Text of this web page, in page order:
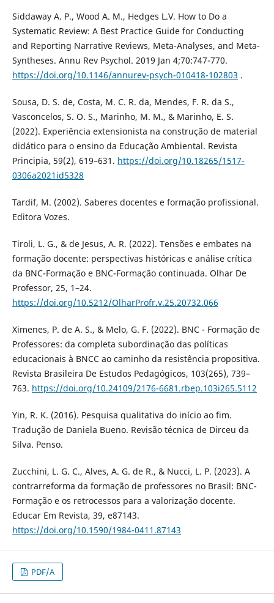
Siddaway A. P., Wood A. M., Hedges L.V. How to Do a
Systematic Review: A Best Practice Guide for Conducting
and Reporting Narrative Reviews, Meta-Analyses, and Meta-
Syntheses. Annu Rev Psychol. 2019 Jan 4;70:747-770.
https://doi.org/10.1146/annurev-psych-010418-102803 .
Sousa, D. S. de, Costa, M. C. R. da, Mendes, F. R. da S.,
Vasconcelos, S. O. S., Marinho, M. M., & Marinho, E. S.
(2022). Experiência extensionista na construção de material
didático para o ensino da Educação Ambiental. Revista
Principia, 59(2), 619–631. https://doi.org/10.18265/1517-
0306a2021id5328
Tardif, M. (2002). Saberes docentes e formação profissional.
Editora Vozes.
Tiroli, L. G., & de Jesus, A. R. (2022). Tensões e embates na
formação docente: perspectivas históricas e análise crítica
da BNC-Formação e BNC-Formação continuada. Olhar De
Professor, 25, 1–24.
https://doi.org/10.5212/OlharProfr.v.25.20732.066
Ximenes, P. de A. S., & Melo, G. F. (2022). BNC - Formação de
Professores: da completa subordinação das políticas
educacionais à BNCC ao caminho da resistência propositiva.
Revista Brasileira De Estudos Pedagógicos, 103(265), 739–
763. https://doi.org/10.24109/2176-6681.rbep.103i265.5112
Yin, R. K. (2016). Pesquisa qualitativa do início ao fim.
Tradução de Daniela Bueno. Revisão técnica de Dirceu da
Silva. Penso.
Zucchini, L. G. C., Alves, A. G. de R., & Nucci, L. P. (2023). A
contrarreforma da formação de professores no Brasil: BNC-
Formação e os retrocessos para a valorização docente.
Educar Em Revista, 39, e87143.
https://doi.org/10.1590/1984-0411.87143
PDF/A